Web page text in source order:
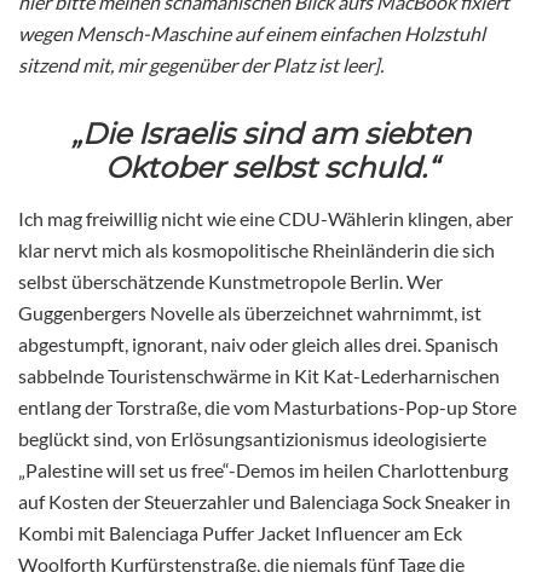
wegen Mensch-Maschine auf einem einfachen Holzstuhl
sitzend mit, mir gegenüber der Platz ist leer].
„Die Israelis sind am siebten
Oktober selbst schuld.“
Ich mag freiwillig nicht wie eine CDU-Wählerin klingen, aber
klar nervt mich als kosmopolitische Rheinländerin die sich
selbst überschätzende Kunstmetropole Berlin. Wer
Guggenbergers Novelle als überzeichnet wahrnimmt, ist
abgestumpft, ignorant, naiv oder gleich alles drei. Spanisch
sabbelnde Touristenschwärme in Kit Kat-Lederharnischen
entlang der Torstraße, die vom Masturbations-Pop-up Store
beglückt sind, von Erlösungsantizionismus ideologisierte
„Palestine will set us free“-Demos im heilen Charlottenburg
auf Kosten der Steuerzahler und Balenciaga Sock Sneaker in
Kombi mit Balenciaga Puffer Jacket Influencer am Eck
Woolforth Kurfürstenstraße, die niemals fünf Tage die